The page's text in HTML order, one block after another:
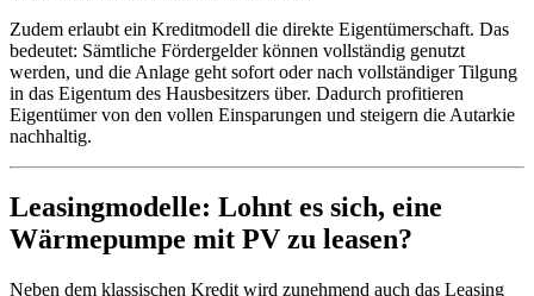
Zudem erlaubt ein Kreditmodell die direkte Eigentümerschaft. Das
bedeutet: Sämtliche Fördergelder können vollständig genutzt
werden, und die Anlage geht sofort oder nach vollständiger Tilgung
in das Eigentum des Hausbesitzers über. Dadurch profitieren
Eigentümer von den vollen Einsparungen und steigern die Autarkie
nachhaltig.
Leasingmodelle: Lohnt es sich, eine
Wärmepumpe mit PV zu leasen?
Neben dem klassischen Kredit wird zunehmend auch das Leasing